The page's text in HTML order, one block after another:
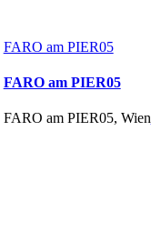
FARO am PIER05
FARO am PIER05
FARO am PIER05, Wien